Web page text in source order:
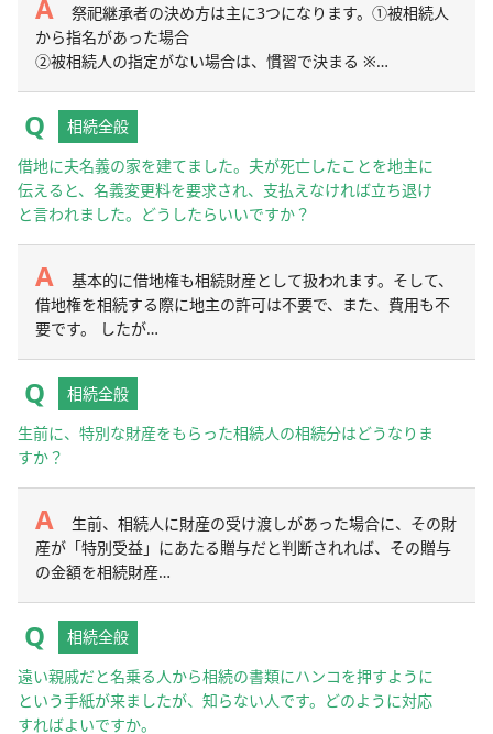
祭祀継承者の決め方は主に3つになります。①被相続人
から指名があった場合
➁被相続人の指定がない場合は、慣習で決まる ※…
相続全般
借地に夫名義の家を建てました。夫が死亡したことを地主に
伝えると、名義変更料を要求され、支払えなければ立ち退け
と言われました。どうしたらいいですか？
基本的に借地権も相続財産として扱われます。そして、
借地権を相続する際に地主の許可は不要で、また、費用も不
要です。 したが…
相続全般
生前に、特別な財産をもらった相続人の相続分はどうなりま
すか？
生前、相続人に財産の受け渡しがあった場合に、その財
産が「特別受益」にあたる贈与だと判断されれば、その贈与
の金額を相続財産…
相続全般
遠い親戚だと名乗る人から相続の書類にハンコを押すように
という手紙が来ましたが、知らない人です。どのように対応
すればよいですか。